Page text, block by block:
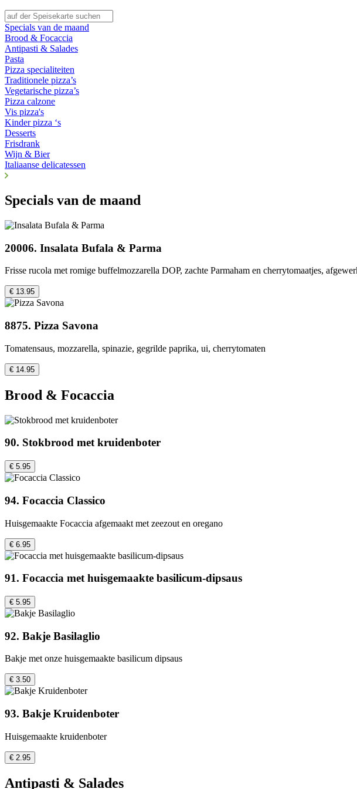
Specials van de maand
Brood & Focaccia
Antipasti & Salades
Pasta
Pizza specialiteiten
Traditionele pizza’s
Vegetarische pizza’s
Pizza calzone
Vis pizza's
Kinder pizza ‘s
Desserts
Frisdrank
Wijn & Bier
Italiaanse delicatessen
Specials van de maand
20006. Insalata Bufala & Parma
Frisse rucola met romige buffelmozzarella DOP, zachte Parmaham en cherrytomaatjes,
€ 13.95
8875. Pizza Savona
Tomatensaus, mozzarella, spinazie, gegrilde paprika, ui, cherrytomaten
€ 14.95
Brood & Focaccia
90. Stokbrood met kruidenboter
€ 5.95
94. Focaccia Classico
Huisgemaakte Focaccia afgemaakt met zeezout en oregano
€ 6.95
91. Focaccia met huisgemaakte basilicum-dipsaus
€ 5.95
92. Bakje Basilaglio
Bakje met onze huisgemaakte basilicum dipsaus
€ 3.50
93. Bakje Kruidenboter
Huisgemaakte kruidenboter
€ 2.95
Antipasti & Salades